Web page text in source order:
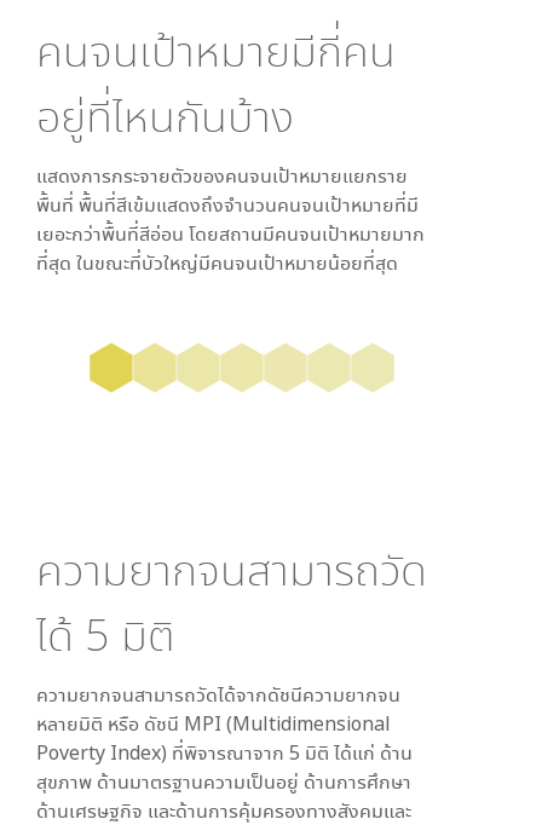
คนจนเป้าหมายมีกี่คน
อยู่ที่ไหนกันบ้าง
แสดงการกระจายตัวของคนจนเป้าหมายแยกราย
พื้นที่ พื้นที่สีเข้มแสดงถึงจำนวนคนจนเป้าหมายที่มี
เยอะกว่าพื้นที่สีอ่อน โดยสถานมีคนจนเป้าหมายมาก
ที่สุด ในขณะที่บัวใหญ่มีคนจนเป้าหมายน้อยที่สุด
ความยากจนสามารถวัด
ได้ 5 มิติ
ความยากจนสามารถวัดได้จากดัชนีความยากจน
หลายมิติ หรือ ดัชนี MPI (Multidimensional
Poverty Index) ที่พิจารณาจาก 5 มิติ ได้แก่ ด้าน
สุขภาพ ด้านมาตรฐานความเป็นอยู่ ด้านการศึกษา
ด้านเศรษฐกิจ และด้านการคุ้มครองทางสังคมและ